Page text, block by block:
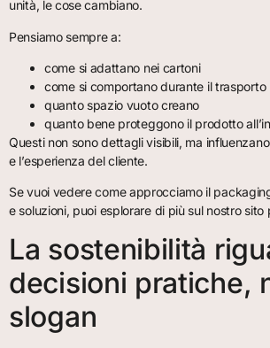
unità, le cose cambiano.
Pensiamo sempre a:
come si adattano nei cartoni
come si comportano durante il trasporto
quanto spazio vuoto creano
quanto bene proteggono il prodotto
Questi non sono dettagli visibili, ma
e l’esperienza del cliente.
Se vuoi vedere come approcciamo il
e soluzioni, puoi esplorare di più sul nostro sito
La sostenibilità
decisioni pratiche,
slogan